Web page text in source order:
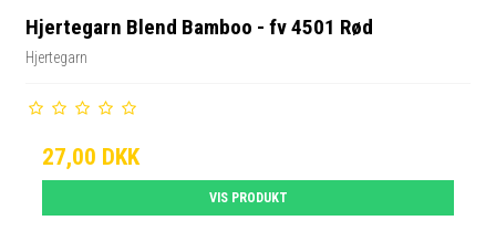
Hjertegarn Blend Bamboo - fv 4501 Rød
Hjertegarn
27,00 DKK
VIS PRODUKT